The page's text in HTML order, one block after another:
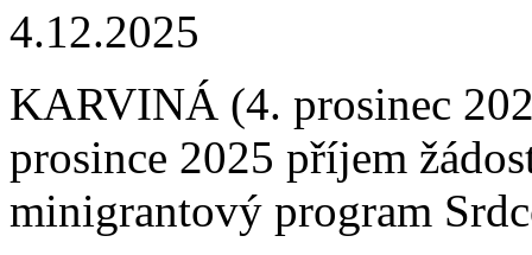
4.12.2025
KARVINÁ (4. prosinec
prosince 2025 příjem
minigrantový program